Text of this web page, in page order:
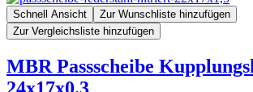
Schnell Ansicht
Zur Wunschliste hinzufügen
Zur Vergleichsliste hinzufügen
MBR Passscheibe
24x17x0.3